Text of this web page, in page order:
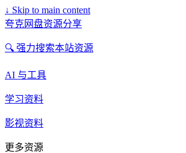
↓ Skip to main content
夸克网盘资源分享
🔍 强力搜索本站资源
AI 与工具
学习资料
影视资料
更多资源